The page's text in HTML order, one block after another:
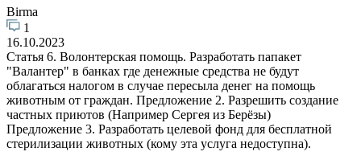
Birma
1
16.10.2023
Статья 6. Волонтерская помощь. Разработать папакет
"Валантер" в банках где денежные средства не будут
облагаться налогом в случае пересыла денег на помощь
животным от граждан. Предложение 2. Разрешить создание
частных приютов (Например Сергея из Берёзы)
Предложение 3. Разработать целевой фонд для бесплатной
стерилизации животных (кому эта услуга недоступна).